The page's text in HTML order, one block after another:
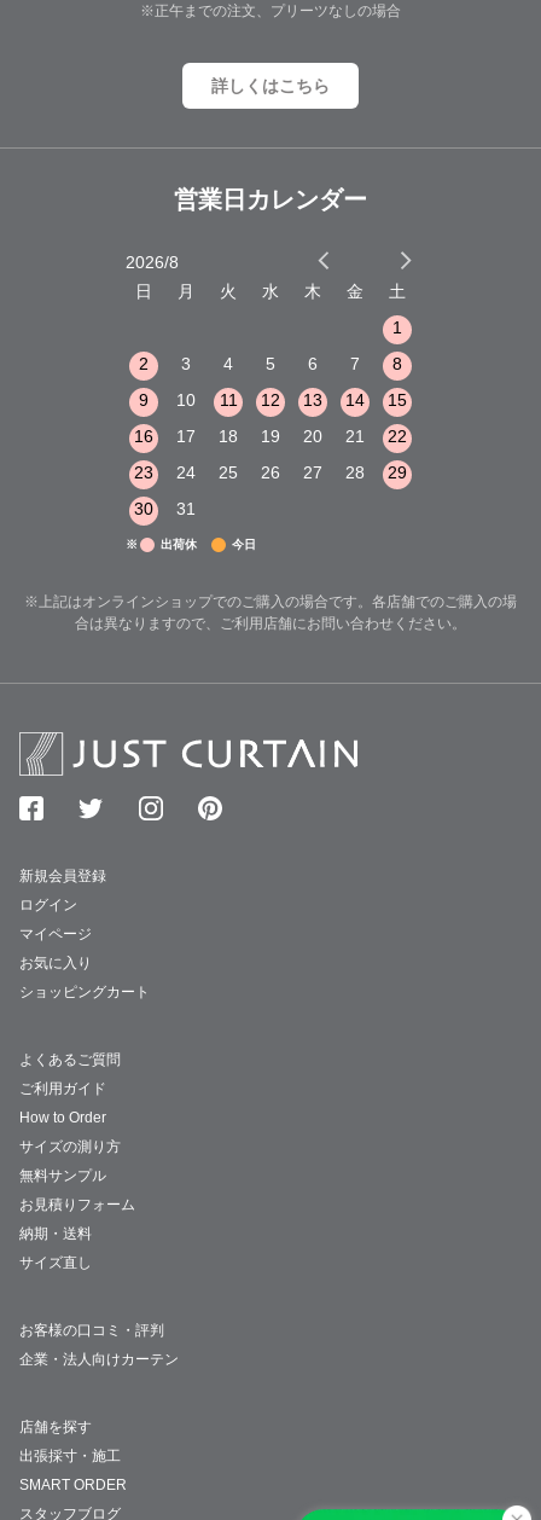
※正午までの注文、プリーツなしの場合
詳しくはこちら
営業日カレンダー
2026/8
日
月 火 水 木 金
土
1
2
3 4 5 6 7
8
9
10 11 12 13 14
15
16
17 18 19 20 21
22
23
24 25 26 27 28
29
30
31
※ 出荷休 今日
※上記はオンラインショップでのご購入の場合です。各店舗でのご購入の場
合は異なりますので、ご利用店舗にお問い合わせください。
新規会員登録
ログイン
マイページ
お気に入り
ショッピングカート
よくあるご質問
ご利用ガイド
How to Order
サイズの測り方
無料サンプル
お見積りフォーム
納期・送料
サイズ直し
お客様の口コミ・評判
企業・法人向けカーテン
店舗を探す
出張採寸・施工
SMART ORDER
スタッフブログ